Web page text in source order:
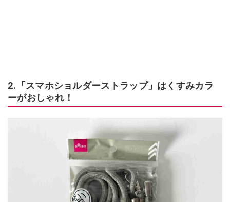
2.「スマホショルダーストラップ」はくすみカラ
ーがおしゃれ！